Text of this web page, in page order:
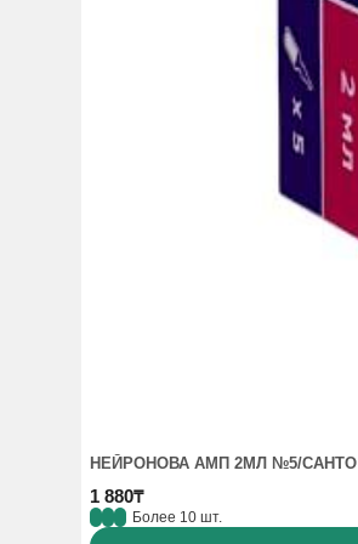
НЕЙРОНОВА АМП 2МЛ №5/САНТО
1 880₸
Более 10 шт.